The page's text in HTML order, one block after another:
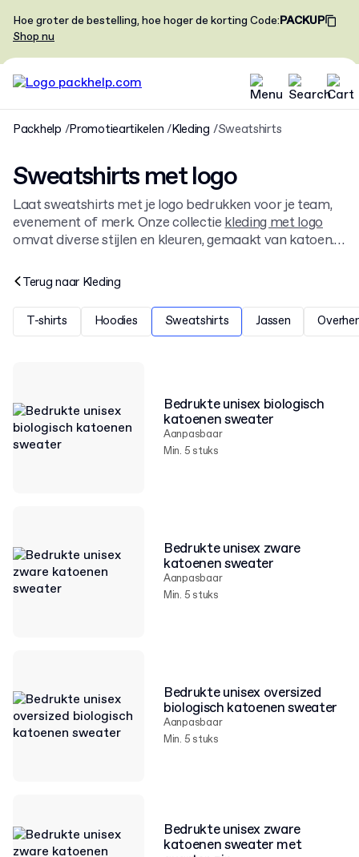
Hoe groter de bestelling, hoe hoger de korting Code:PACKUP
Shop nu
Packhelp Promotieartikelen Kleding Sweatshirts
Sweatshirts met logo
Laat sweatshirts met je logo bedrukken voor je team,
evenement of merk. Onze collectiekleding met logo
omvat diverse stijlen en kleuren, gemaakt van katoen.
comfortabele, gepersonaliseerde sweatshirts die je
merk vertegenwoordigen.
Terug naar Kleding
T-shirts Hoodies Sweatshirts Jassen
Bedrukte unisex biologisch
katoenen sweater
Aanpasbaar
Min. 5 stuks
Bedrukte unisex zware
katoenen sweater
Aanpasbaar
Min. 5 stuks
Bedrukte unisex oversized
biologisch katoenen sweater
Aanpasbaar
Min. 5 stuks
Bedrukte unisex zware
katoenen sweater met